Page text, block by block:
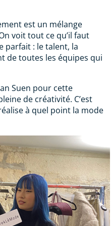
est un mélange
voit tout ce qu’il faut
parfait : le talent, la
de toutes les équipes qui
Suen pour cette
de créativité. C’est
à quel point la mode